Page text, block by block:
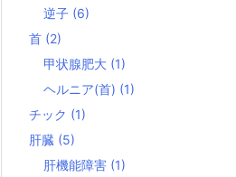
逆子 (6)
首 (2)
甲状腺肥大 (1)
ヘルニア(首) (1)
チック (1)
肝臓 (5)
肝機能障害 (1)